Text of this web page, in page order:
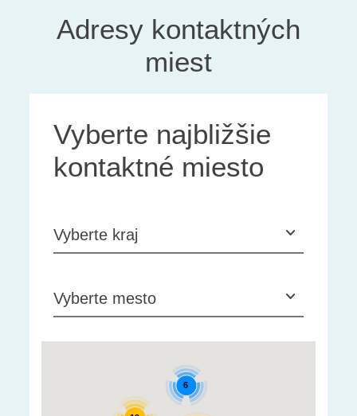
Adresy kontaktných
miest
Vyberte najbližšie
kontaktné miesto
Vyberte kraj
Vyberte mesto
6